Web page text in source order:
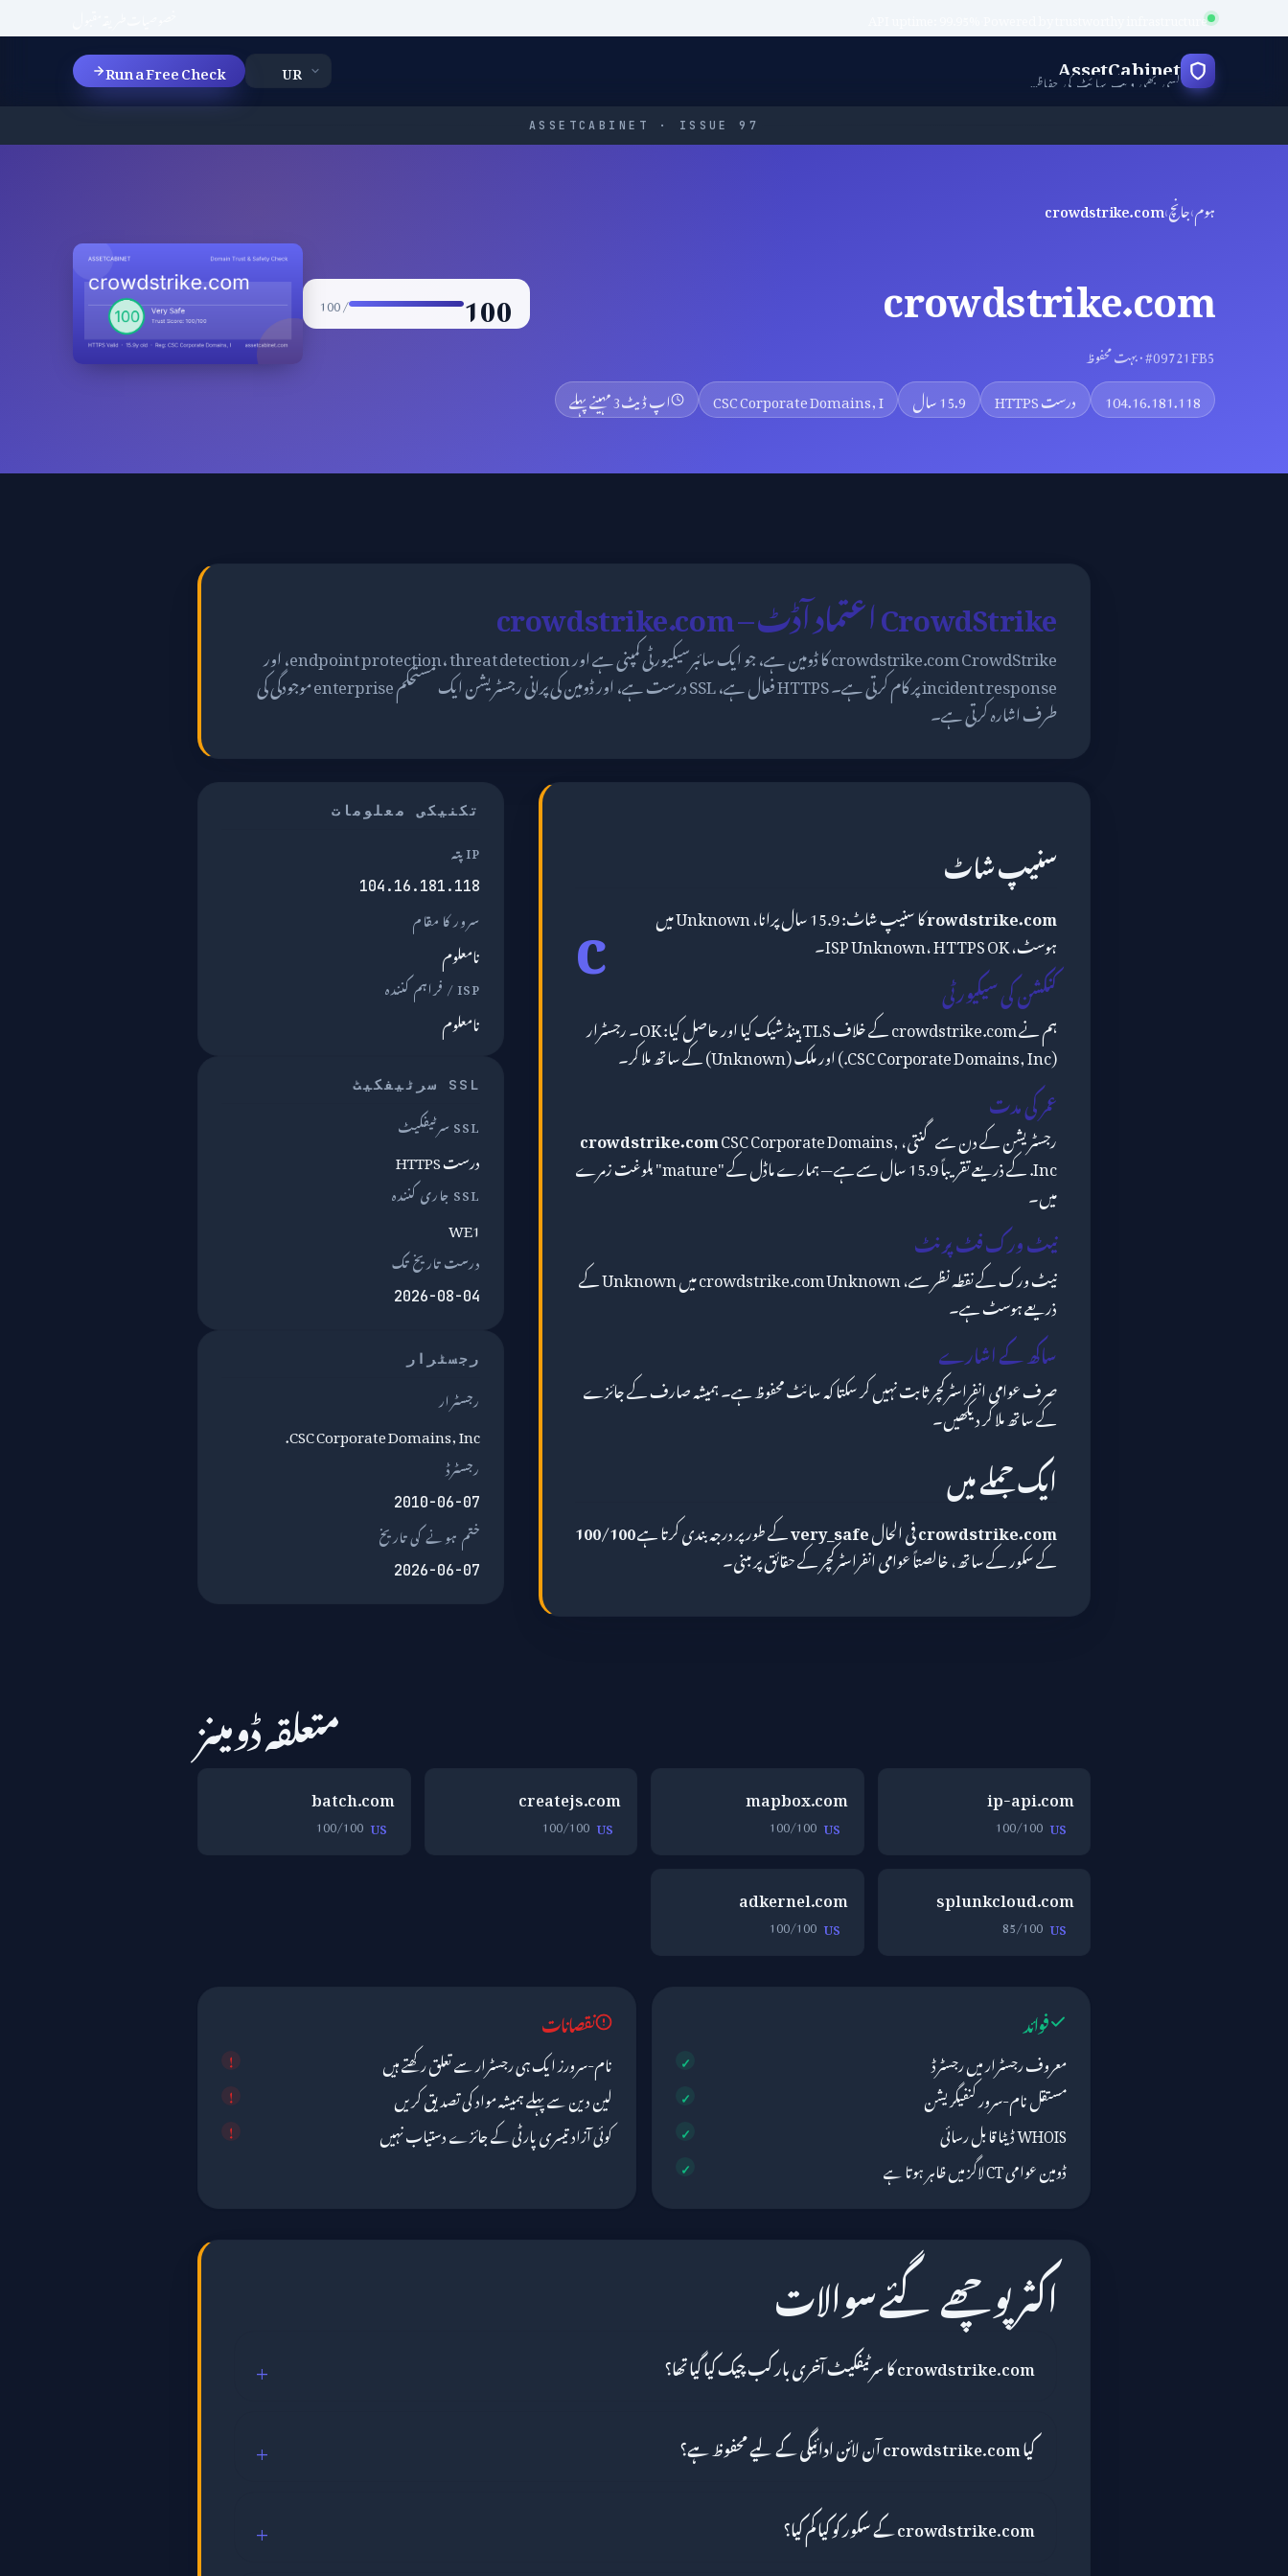
Powered by trustworthy infrastructure
AssetCabinet کسی بھی ویب سائٹ کی حفاظت کی جانچ کریں Run a Free Check
ASSETCABINET · ISSUE 97
ہوم›جانچ›
crowdstrike.com
crowdstrike.com
#09721FB5 · بہت محفوظ
100
/ 100
104.16.181.118 درست HTTPS 15.9 سال CSC Corporate Domains, I اپ ڈیٹ3 مہینے پہلے
CrowdStrike اعتماد آڈٹ – crowdstrike.com
crowdstrike.com CrowdStrike کا ڈومین ہے، جو ایک سائبرسیکیورٹی کمپنی ہے اور endpoint protection، threat detection، اور
incident response پر کام کرتی ہے۔ HTTPS فعال ہے، SSL درست ہے، اور ڈومین کی پرانی رجسٹریشن ایک مستحکم enterprise موجودگی کی
طرف اشارہ کرتی ہے۔
سنیپ شاٹ c rowdstrike.com کا سنیپ شاٹ: 15.9 سال پرانا، Unknown میں
ہوسٹ، ISP Unknown، HTTPS OK۔
کنکشن کی سیکیورٹی
ہم نے crowdstrike.com کے خلاف TLS ہینڈ شیک کیا اور حاصل کیا: OK۔ رجسٹرار
(CSC Corporate Domains, Inc.) اور ملک (Unknown) کے ساتھ ملا کر۔
عمر کی مدت
رجسٹریشن کے دن سے گنتی، crowdstrike.comCSC Corporate Domains,
Inc. کے ذریعے تقریباً 15.9 سال سے ہے — ہمارے ماڈل کے "mature" بلوغت زمرے
میں۔
نیٹ ورک فٹ پرنٹ
نیٹ ورک کے نقطہ نظر سے، crowdstrike.com Unknown میں Unknown کے
ذریعے ہوسٹ ہے۔
ساکھ کے اشارے
صرف عوامی انفراسٹرکچر ثابت نہیں کر سکتا کہ سائٹ محفوظ ہے۔ ہمیشہ صارف کے جائزے
کے ساتھ ملا کر دیکھیں۔
ایک جملے میں
crowdstrike.comفی الحالvery_safeکے طور پر درجہ بندی کرتا ہے100/100
کے سکور کے ساتھ، خالصتاً عوامی انفراسٹرکچر کے حقائق پر مبنی۔
تکنیکی معلومات
IP پتہ
104.16.181.118
سرور کا مقام
نامعلوم
ISP / فراہم کنندہ
نامعلوم
SSL سرٹیفکیٹ
SSL سرٹیفکیٹ
درست HTTPS
SSL جاری کنندہ
WE1
درست تاریخ تک
2026-08-04
رجسٹرار
رجسٹرار
CSC Corporate Domains, Inc.
رجسٹرڈ
2010-06-07
ختم ہونے کی تاریخ
2026-06-07
متعلقہ ڈومینز
ip-api.com
US
100/100
mapbox.com
US
100/100
createjs.com
US
100/100
batch.com
US
100/100
splunkcloud.com
US
85/100
adkernel.com
US
100/100
فوائد
معروف رجسٹرار میں رجسٹرڈ
مستقل نام-سرور کنفیگریشن
WHOIS ڈیٹا قابل رسائی
ڈومین عوامی CT لاگز میں ظاہر ہوتا ہے
نقصانات
نام-سرورز ایک ہی رجسٹرار سے تعلق رکھتے ہیں
لین دین سے پہلے ہمیشہ مواد کی تصدیق کریں
کوئی آزاد تیسری پارٹی کے جائزے دستیاب نہیں
اکثر پوچھے گئے سوالات
crowdstrike.com کا سرٹیفکیٹ آخری بار کب چیک کیا گیا تھا؟
کیا crowdstrike.com آن لائن ادائیگی کے لیے محفوظ ہے؟
crowdstrike.com کے سکور کو کیا کم کیا؟